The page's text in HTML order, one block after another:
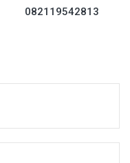
082119542813